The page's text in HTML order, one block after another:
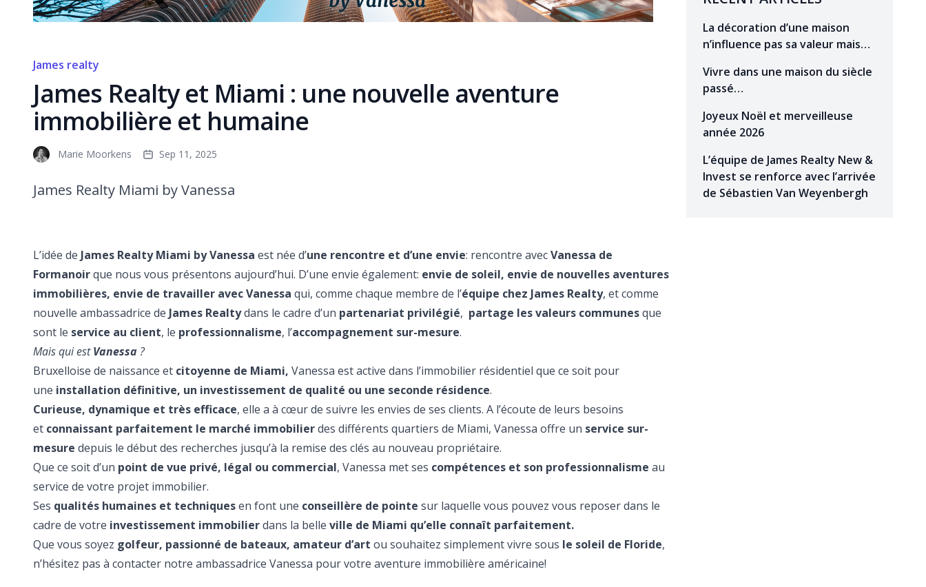
James realty
James Realty et Miami : une nouvelle aventure
immobilière et humaine
Marie Moorkens Sep 11, 2025
James Realty Miami by Vanessa
L’idée de James Realty Miami by Vanessa est née d’une rencontre et d’une envie: rencontre avecVanessa de
Formanoirque nous vous présentons aujourd’hui. D’une envie également: envie de soleil, envie de nouvelles aventures
immobilières, envie de travailler avec Vanessa qui, comme chaque membre de l’équipe chez James Realty, et comme
nouvelle ambassadrice de James Realtydans le cadre d’un partenariat privilégié, partage les valeurs communesque
sont le service au client, le professionnalisme, l’accompagnement sur-mesure.
Mais qui estVanessa ?
Bruxelloise de naissance et citoyenne de Miami, Vanessa est active dans l’immobilier résidentiel que ce soit pour
une installation définitive, un investissement de qualité ou une seconde résidence.
Curieuse, dynamique et très efficace, elle a à cœur de suivre les envies de ses clients. A l’écoute de leurs besoins
et connaissant parfaitement le marché immobilierdes différents quartiers de Miami, Vanessa offre un service sur-
mesure depuis le début des recherches jusqu’à la remise des clés au nouveau propriétaire.
Que ce soit d’un point de vue privé, légal ou commercial, Vanessa met ses compétences et son professionnalisme au
service de votre projet immobilier.
Ses qualités humaines et techniquesen font une conseillère de pointe sur laquelle vous pouvez vous reposer dans le
cadre de votre investissement immobilierdans la belle ville de Miami qu’elle connaît parfaitement.
Que vous soyez golfeur, passionné de bateaux, amateur d’art ou souhaitez simplement vivre sous le soleil de Floride,
n’hésitez pas à contacter notre ambassadrice Vanessa pour votre aventure immobilière américaine!
La décoration d’une maison
n’influence pas sa valeur mais…
Vivre dans une maison du siècle
passé…
Joyeux Noël et merveilleuse
année 2026
L’équipe de James Realty New &
Invest se renforce avec l’arrivée
de Sébastien Van Weyenbergh